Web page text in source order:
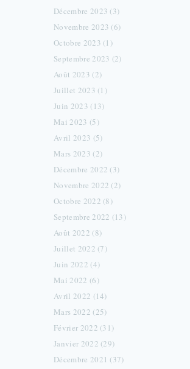
Décembre 2023 (3)
Novembre 2023 (6)
Octobre 2023 (1)
Septembre 2023 (2)
Août 2023 (2)
Juillet 2023 (1)
Juin 2023 (13)
Mai 2023 (5)
Avril 2023 (5)
Mars 2023 (2)
Décembre 2022 (3)
Novembre 2022 (2)
Octobre 2022 (8)
Septembre 2022 (13)
Août 2022 (8)
Juillet 2022 (7)
Juin 2022 (4)
Mai 2022 (6)
Avril 2022 (14)
Mars 2022 (25)
Février 2022 (31)
Janvier 2022 (29)
Décembre 2021 (37)